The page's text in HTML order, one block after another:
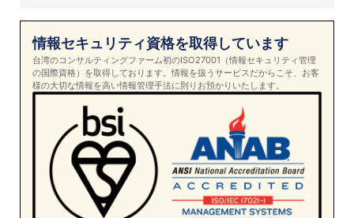
情報セキュリティ資格を取得しています
台湾のコンサルティングファーム初のISO27001（情報セキュリティ管理
の国際資格）を取得しております。情報を扱うサービスだからこそ、お客
様の大切な情報を高い情報管理手法に則りお預かりいたします。